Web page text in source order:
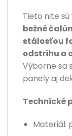
Tieto nite
bežné
stálosťou
odstrihu a
Výborne sa
panely aj
Technické
Materiál: